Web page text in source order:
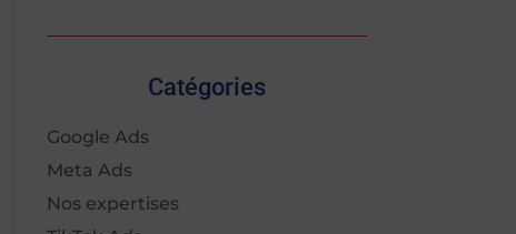
Catégories
Google Ads
Meta Ads
Nos expertises